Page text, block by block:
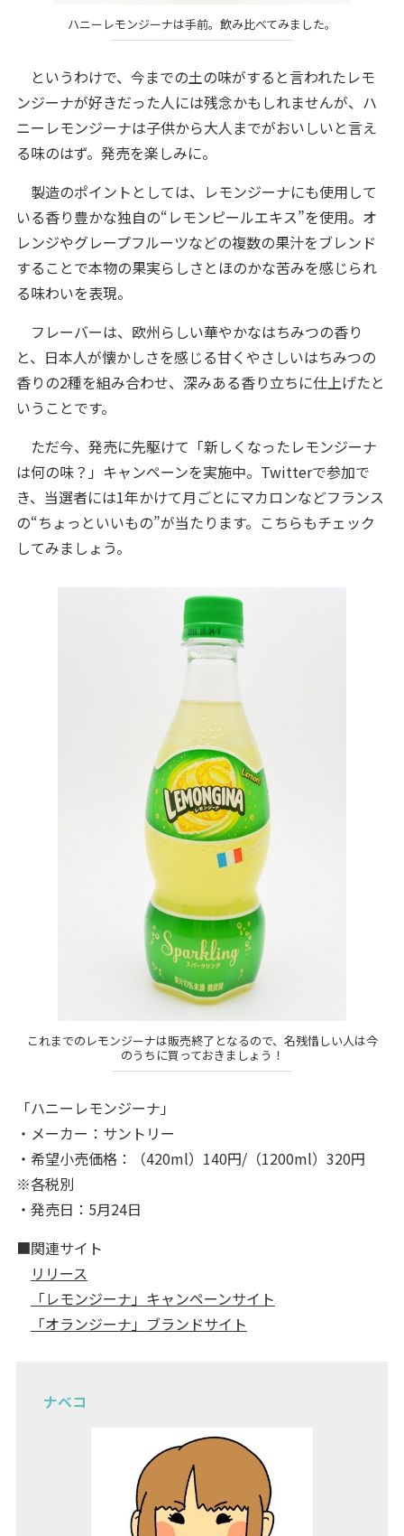
ハニーレモンジーナは手前。飲み比べてみました。
というわけで、今までの土の味がすると言われたレモ
ンジーナが好きだった人には残念かもしれませんが、ハ
ニーレモンジーナは子供から大人までがおいしいと言え
る味のはず。発売を楽しみに。
製造のポイントとしては、レモンジーナにも使用して
いる香り豊かな独自の“レモンピールエキス”を使用。オ
レンジやグレープフルーツなどの複数の果汁をブレンド
することで本物の果実らしさとほのかな苦みを感じられ
る味わいを表現。
フレーバーは、欧州らしい華やかなはちみつの香り
と、日本人が懐かしさを感じる甘くやさしいはちみつの
香りの2種を組み合わせ、深みある香り立ちに仕上げたと
いうことです。
ただ今、発売に先駆けて「新しくなったレモンジーナ
は何の味？」キャンペーンを実施中。Twitterで参加で
き、当選者には1年かけて月ごとにマカロンなどフランス
の“ちょっといいもの”が当たります。こちらもチェック
してみましょう。
これまでのレモンジーナは販売終了となるので、名残惜しい人は今
のうちに買っておきましょう！
「ハニーレモンジーナ」
・メーカー：サントリー
・希望小売価格：（420ml）140円/（1200ml）320円
※各税別
・発売日：5月24日
■関連サイト
リリース
「レモンジーナ」キャンペーンサイト
「オランジーナ」ブランドサイト
ナベコ